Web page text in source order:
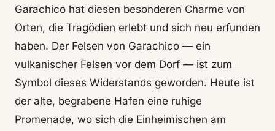
Garachico hat diesen besonderen Charme von
Orten, die Tragödien erlebt und sich neu erfunden
haben. Der Felsen von Garachico — ein
vulkanischer Felsen vor dem Dorf — ist zum
Symbol dieses Widerstands geworden. Heute ist
der alte, begrabene Hafen eine ruhige
Promenade, wo sich die Einheimischen am